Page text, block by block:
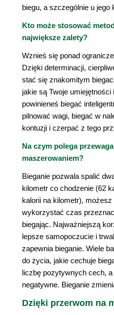
biegu, a szczególnie u jego
Kto może stosować
największe zalety?
Wznieś się ponad
Dzięki determinacji,
stać się znakomitym
jakie są Twoje
powinieneś biegać
pilnować wagi, biegać w
kontuzji i czerpać z tego
Na czym polega
maszerowaniem?
Bieganie pozwala spalić
kilometr co chodzenie (62
kalorii na kilometr),
wykorzystać czas
biegając. Najważniejszą
lepsze samopoczucie i
zapewnia bieganie. Wiele
do życia, jakie cechuje
liczbę pozytywnych cech,
negatywne. Bieganie
Dzięki przerwom na